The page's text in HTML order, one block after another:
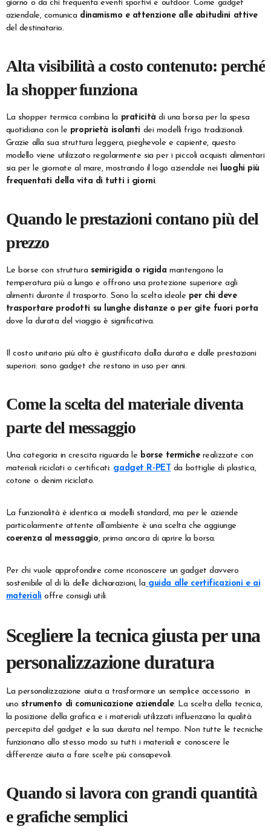
giorno o da chi frequenta eventi sportivi e outdoor. Come gadget
aziendale, comunica dinamismo e attenzione alle abitudini attive
del destinatario.
Alta visibilità a costo contenuto: perché
la shopper funziona
La shopper termica combina la praticitàdi una borsa per la spesa
quotidiana con le proprietà isolanti dei modelli frigo tradizionali.
Grazie alla sua struttura leggera, pieghevole e capiente, questo
modello viene utilizzato regolarmente sia per i piccoli acquisti alimentari
sia per le giornate al mare, mostrando il logo aziendale nei luoghi più
frequentati della vita di tutti i giorni.
Quando le prestazioni contano più del
prezzo
Le borse con struttura semirigida o rigida mantengono la
temperatura più a lungo e offrono una protezione superiore agli
alimenti durante il trasporto. Sono la scelta ideale per chi deve
trasportare prodotti su lunghe distanze o per gite fuori porta
dove la durata del viaggio è significativa.
Il costo unitario più alto è giustificato dalla durata e dalle prestazioni
superiori: sono gadget che restano in uso per anni.
Come la scelta del materiale diventa
parte del messaggio
Una categoria in crescita riguarda le borse termicherealizzate con
materiali riciclati o certificati: gadget R-PET da bottiglie di plastica,
cotone o denim riciclato.
La funzionalità è identica ai modelli standard, ma per le aziende
particolarmente attente all’ambiente è una scelta che aggiunge
coerenza al messaggio, prima ancora di aprire la borsa.
Per chi vuole approfondire come riconoscere un gadget davvero
sostenibile al di là delle dichiarazioni, la guida alle certificazioni e ai
materiali offre consigli utili.
Scegliere la tecnica giusta per una
personalizzazione duratura
La personalizzazione aiuta a trasformare un semplice accessorio in
uno strumento di comunicazione aziendale. La scelta della tecnica,
la posizione della grafica e i materiali utilizzati influenzano la qualità
percepita del gadget e la sua durata nel tempo. Non tutte le tecniche
funzionano allo stesso modo su tutti i materiali e conoscere le
differenze aiuta a fare scelte più consapevoli.
Quando si lavora con grandi quantità
e grafiche semplici